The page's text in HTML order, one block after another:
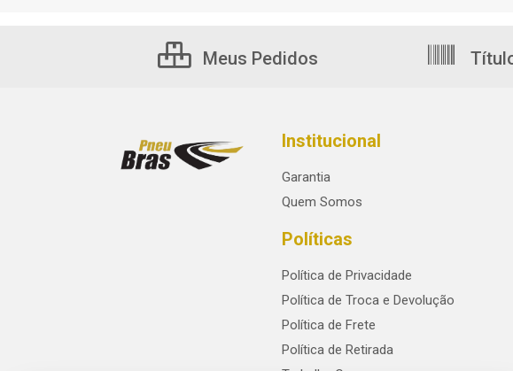
Meus Pedidos
Institucional
Garantia
Quem Somos
Políticas
Política de Privacidade
Política de Troca e Devolução
Política de Frete
Política de Retirada